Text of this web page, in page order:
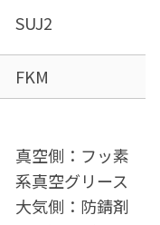
SUJ2
FKM
真空側：フッ素
系真空グリース
大気側：防錆剤